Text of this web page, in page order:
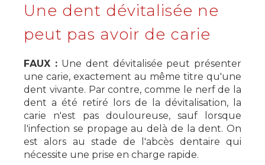
Une dent dévitalisée ne
peut pas avoir de carie
FAUX : Une dent dévitalisée peut présenter
une carie, exactement au même titre qu'une
dent vivante. Par contre, comme le nerf de la
dent a été retiré lors de la dévitalisation, la
carie n'est pas douloureuse, sauf lorsque
l'infection se propage au delà de la dent. On
est alors au stade de l'abcès dentaire qui
nécessite une prise en charge rapide.